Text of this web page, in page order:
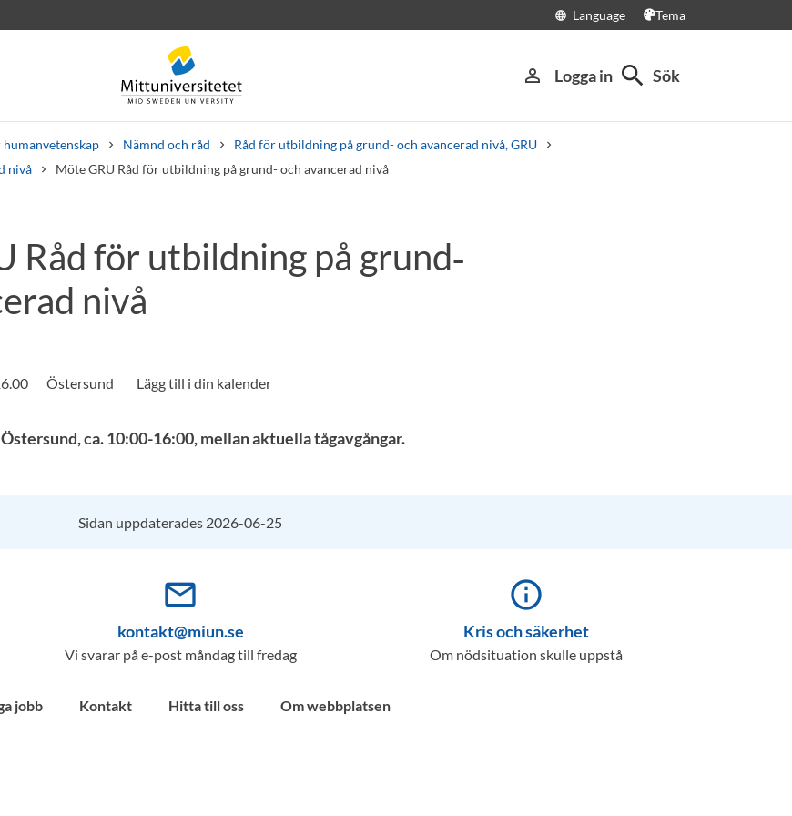
language Language Tema
person_outline Logga in search Sök
Nämnd och råd
Råd för utbildning på grund- och avancerad nivå, GRU
nivå
Möte GRU Råd för utbildning på grund- och avancerad nivå
Personal Lediga jobb
Råd för utbildning på grund‑
nivå
Östersund
ca. 10:00-16:00, mellan aktuella tågavgångar.
Sidan uppdaterades 2026-06-25
mail_outline
kontakt@miun.se
Vi svarar på e-post måndag till fredag
info_outline
Kris och säkerhet
Om nödsituation skulle uppstå
jobb Kontakt Hitta till oss Om webbplatsen